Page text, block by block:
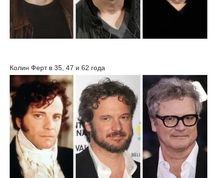
Колин Ферт в 35, 47 и 62 года